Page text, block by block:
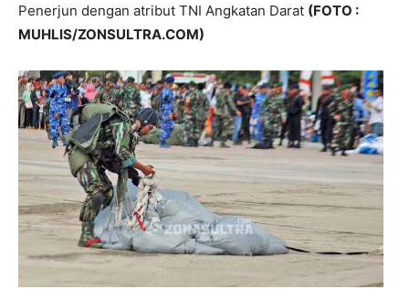
Penerjun dengan atribut TNI Angkatan Darat (FOTO :
MUHLIS/ZONSULTRA.COM)